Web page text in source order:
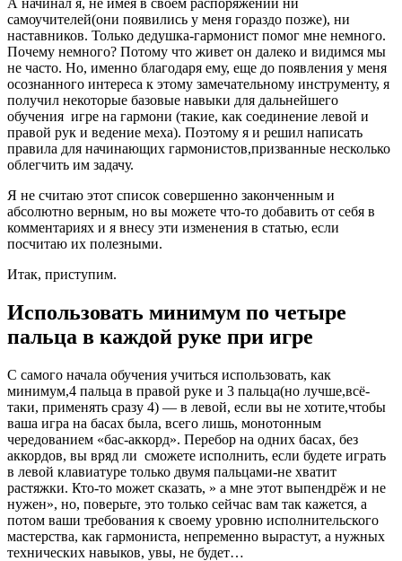
самоучителей(они появились у меня гораздо позже), ни
наставников. Только дедушка-гармонист помог мне немного.
Почему немного? Потому что живет он далеко и видимся мы
не часто. Но, именно благодаря ему, еще до появления у меня
осознанного интереса к этому замечательному инструменту, я
получил некоторые базовые навыки для дальнейшего
обучения игре на гармони (такие, как соединение левой и
правой рук и ведение меха). Поэтому я и решил написать
правила для начинающих гармонистов,призванные несколько
облегчить им задачу.
Я не считаю этот список совершенно законченным и
абсолютно верным, но вы можете что-то добавить от себя в
комментариях и я внесу эти изменения в статью, если
посчитаю их полезными.
Итак, приступим.
Использовать минимум по четыре
пальца в каждой руке при игре
С самого начала обучения учиться использовать, как
минимум,4 пальца в правой руке и 3 пальца(но лучше,всё-
таки, применять сразу 4) — в левой, если вы не хотите,чтобы
ваша игра на басах была, всего лишь, монотонным
чередованием «бас-аккорд». Перебор на одних басах, без
аккордов, вы вряд ли сможете исполнить, если будете играть
в левой клавиатуре только двумя пальцами-не хватит
растяжки. Кто-то может сказать, » а мне этот выпендрёж и не
нужен», но, поверьте, это только сейчас вам так кажется, а
потом ваши требования к своему уровню исполнительского
мастерства, как гармониста, непременно вырастут, а нужных
технических навыков, увы, не будет…